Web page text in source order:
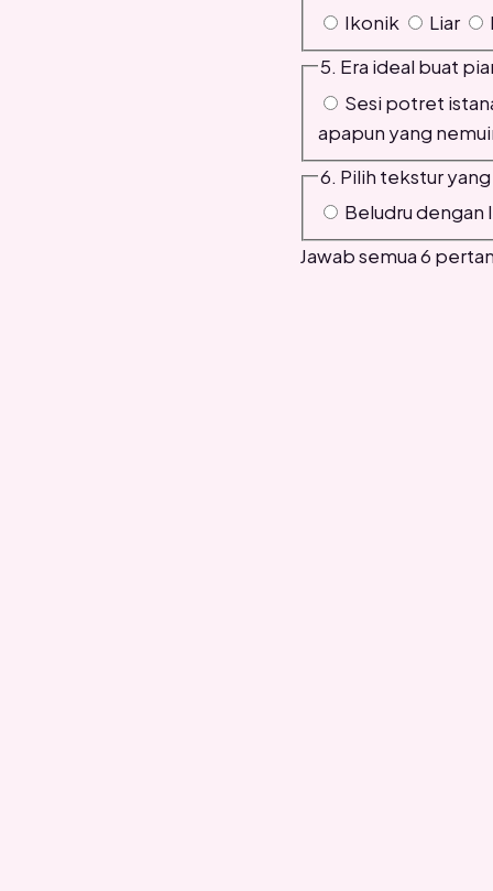
Ikonik
Liar
5. Era ideal buat
Sesi potret
apapun yang
6. Pilih tekstur
Beludru dengan
Jawab semua 6